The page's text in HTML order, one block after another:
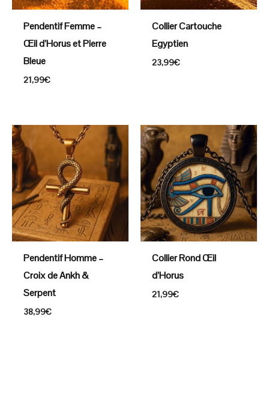
Pendentif Femme –
Œil d’Horus et Pierre
Bleue
21,99€
Collier Cartouche
Egyptien
23,99€
Pendentif Homme –
Croix de Ankh &
Serpent
38,99€
Collier Rond Œil
d’Horus
21,99€